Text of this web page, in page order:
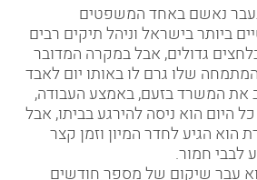
נאשם באחד המשפטים
ביותר בישראל וניהל תיקים רבים
גדולים, אבל במקרה המדובר
שלו גרם לו באותו יום לאבד
את המשרד בזעם, באמצע העבודה,
היום הוא ניסה להירגע בביתו, אבל
הוא הגיע לחדר המיון וזמן קצר
לבבי חמור.
עבר שיקום של מספר חודשים